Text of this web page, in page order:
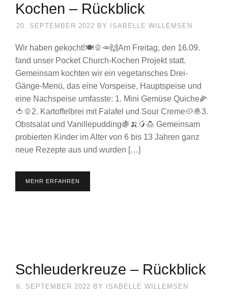
Kochen – Rückblick
20. SEPTEMBER 2022 BY ISABELLE WILLEMSEN
Wir haben gekocht!🍽️🫑🥕🙌Am Freitag, den 16.09.
fand unser Pocket Church-Kochen Projekt statt.
Gemeinsam kochten wir ein vegetarisches Drei-
Gänge-Menü, das eine Vorspeise, Hauptspeise und
eine Nachspeise umfasste: 1. Mini Gemüse Quiche🌽
🍅🫑2. Kartoffelbrei mit Falafel und Sour Creme🥔🧆3.
Obstsalat und Vanillepudding🍇🍌🥭🍮 Gemeinsam
probierten Kinder im Alter von 6 bis 13 Jahren ganz
neue Rezepte aus und wurden […]
MEHR ERFAHREN
Schleuderkreuze – Rückblick
6. SEPTEMBER 2022 BY ISABELLE WILLEMSEN